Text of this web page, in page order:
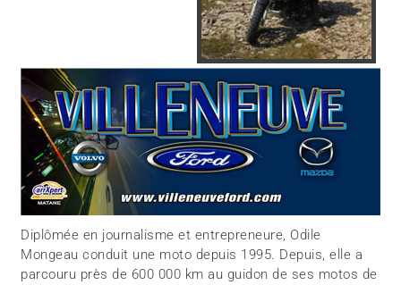
Diplômée en journalisme et entrepreneure, Odile
Mongeau conduit une moto depuis 1995. Depuis, elle a
parcouru près de 600 000 km au guidon de ses motos de